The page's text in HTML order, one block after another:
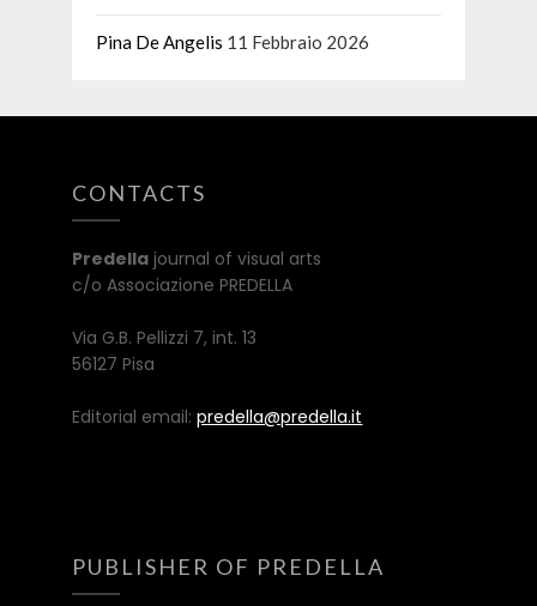
Pina De Angelis 11 Febbraio 2026
CONTACTS
Predella journal of visual arts
c/o Associazione PREDELLA
Via G.B. Pellizzi 7, int. 13
56127 Pisa
Editorial email:predella@predella.it
PUBLISHER OF PREDELLA